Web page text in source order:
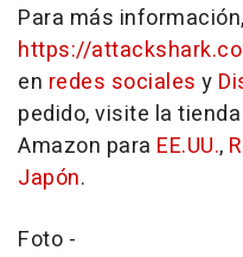
Para más
https://
en redes sociales y
pedido, visite la tienda
Amazon para EE.UU.,
Japón.
Foto -